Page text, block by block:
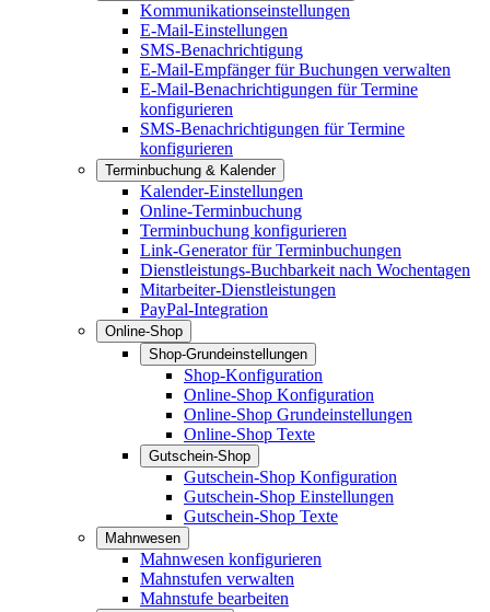
Kommunikationseinstellungen
E-Mail-Einstellungen
SMS-Benachrichtigung
E-Mail-Empfänger für Buchungen verwalten
E-Mail-Benachrichtigungen für Termine
konfigurieren
SMS-Benachrichtigungen für Termine
konfigurieren
Terminbuchung & Kalender
Kalender-Einstellungen
Online-Terminbuchung
Terminbuchung konfigurieren
Link-Generator für Terminbuchungen
Dienstleistungs-Buchbarkeit nach Wochentagen
Mitarbeiter-Dienstleistungen
PayPal-Integration
Online-Shop
Shop-Grundeinstellungen
Shop-Konfiguration
Online-Shop Konfiguration
Online-Shop Grundeinstellungen
Online-Shop Texte
Gutschein-Shop
Gutschein-Shop Konfiguration
Gutschein-Shop Einstellungen
Gutschein-Shop Texte
Mahnwesen
Mahnwesen konfigurieren
Mahnstufen verwalten
Mahnstufe bearbeiten